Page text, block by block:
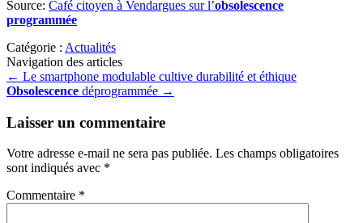
Source: Café citoyen à Vendargues sur l’obsolescence
programmée
Catégorie : Actualités
Navigation des articles
← Le smartphone modulable cultive durabilité et éthique
Obsolescence déprogrammée →
Laisser un commentaire
Votre adresse e-mail ne sera pas publiée. Les champs obligatoires
sont indiqués avec *
Commentaire *